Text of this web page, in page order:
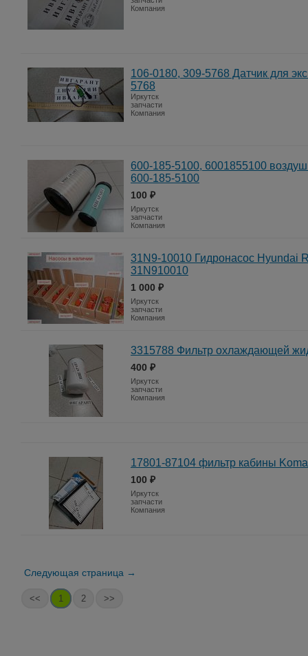
Компания
106-0180, 309-5768 Датчик для
5768
Иркутск
запчасти
Компания
600-185-5100, 6001855100
600-185-5100
100 ₽
Иркутск
запчасти
Компания
31N9-10010 Гидронасос Hyundai
31N910010
1 000 ₽
Иркутск
запчасти
Компания
3315788 Фильтр охлаждающей
400 ₽
Иркутск
запчасти
Компания
17801-87104 фильтр кабины
100 ₽
Иркутск
запчасти
Компания
Следующая страница →
<< 1 2 >>